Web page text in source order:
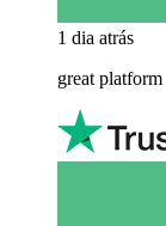
1 dia atrás
great platform